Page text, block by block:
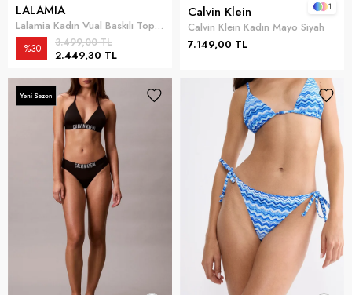
LALAMIA
Lalamia Kadın Vual Baskılı Top Zikzaklı Kahverengi
2.449,30 TL
3.499,00 TL
%30
Calvin Klein
Calvin Klein Kadın Mayo Siyah
7.149,00 TL
1